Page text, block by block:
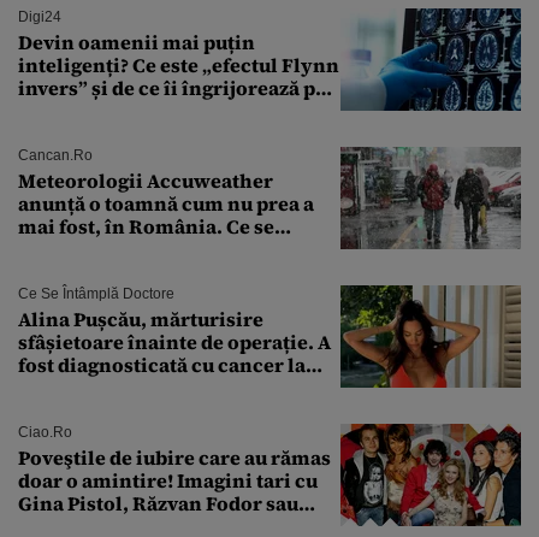
Digi24
Devin oamenii mai puțin
inteligenți? Ce este „efectul Flynn
invers” și de ce îi îngrijorează pe
Cancan.ro
Meteorologii Accuweather
anunță o toamnă cum nu prea a
mai fost, în România. Ce se
București. Pe ce dată ninge
Ce Se Întâmplă Doctore
Alina Pușcău, mărturisire
sfâșietoare înainte de operație. A
fost diagnosticată cu cancer la
îmi salvez viața”
Ciao.ro
Poveştile de iubire care au rămas
doar o amintire! Imagini tari cu
Gina Pistol, Răzvan Fodor sau